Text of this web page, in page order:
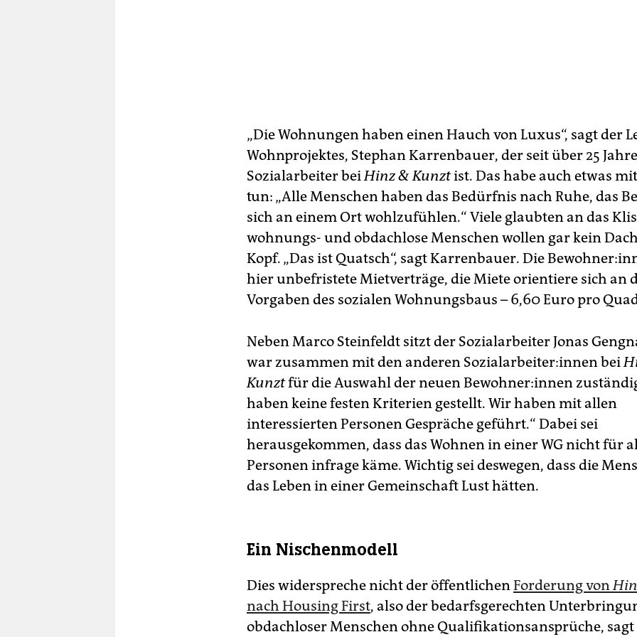
„Die Wohnungen haben einen Hauch von Luxus“, sagt der
Wohnprojektes, Stephan Karrenbauer, der seit über 25
Sozialarbeiter beiHinz & Kunztist. Das habe auch etwas
tun: „Alle Menschen haben das Bedürfnis nach Ruhe, das
sich an einem Ort wohlzufühlen.“ Viele glaubten an das
wohnungs- und obdachlose Menschen wollen gar kein
Kopf. „Das ist Quatsch“, sagt Karrenbauer. Die
hier unbefristete Mietverträge, die Miete orientiere sich an
Vorgaben des sozialen Wohnungsbaus – 6,60 Euro pro
Neben Marco Steinfeldt sitzt der Sozialarbeiter Jonas
war zusammen mit den anderen So­zi­al­ar­bei­te­r:in­nen bei
Kunztfür die Auswahl der neuen Bewoh­ner:in­nen
haben keine festen Kriterien gestellt. Wir haben mit allen
interessierten Personen Gespräche geführt.“ Dabei sei
herausgekommen, dass das Wohnen in einer WG nicht für
Personen infrage käme. Wichtig sei deswegen, dass die
das Leben in einer Gemeinschaft Lust hätten.
Ein Nischenmodell
Dies widerspreche nicht der öffentlichenForderung von
nach Housing First, also der bedarfsgerechten
obdachloser Menschen ohne Qualifikationsansprüche, sagt